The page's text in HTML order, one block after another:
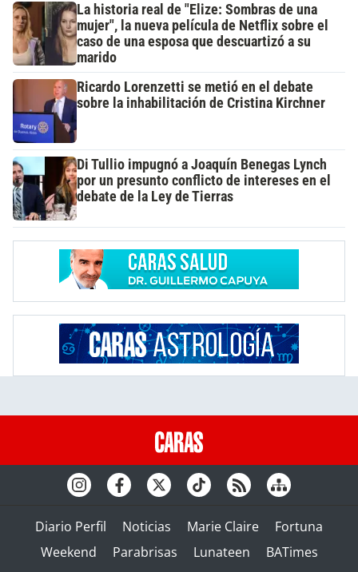
La historia real de "Elize: Sombras de una
mujer", la nueva película de Netflix sobre el
caso de una esposa que descuartizó a su
marido
Ricardo Lorenzetti se metió en el debate
sobre la inhabilitación de Cristina Kirchner
Di Tullio impugnó a Joaquín Benegas Lynch
por un presunto conflicto de intereses en el
debate de la Ley de Tierras
Diario Perfil Noticias Marie Claire
Fortuna
Weekend
Parabrisas Lunateen BATimes